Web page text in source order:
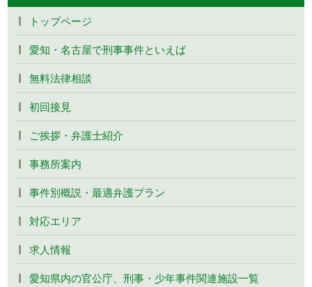
トップページ
愛知・名古屋で刑事事件といえば
無料法律相談
初回接見
ご挨拶・弁護士紹介
事務所案内
事件別概説・最適弁護プラン
対応エリア
求人情報
愛知県内の官公庁、刑事・少年事件関連施設一覧